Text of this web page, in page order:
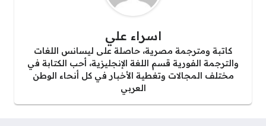
اسراء علي
كاتبة ومترجمة مصرية، حاصلة على ليسانس اللغات
والترجمة الفورية قسم اللغة الإنجليزية، أحب الكتابة في
مختلف المجالات وتغطية الأخبار في كل أنحاء الوطن
العربي